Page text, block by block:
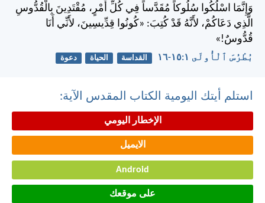
وَإِنَّمَا اسْلُكُوا سُلُوكاً مُقَدَّساً فِي كُلِّ أَمْرٍ، مُقْتَدِينَ بِالْقُدُّوسِ
الَّذِي دَعَاكُمْ، لأَنَّهُ قَدْ كُتِبَ: «كُونُوا قِدِّيسِينَ، لأَنِّي أَنَا
قُدُّوسٌ!»
بُطْرُسَ ٱلْأُولَى ١:‏١٥-‏١٦ القداسة الحياة دعوة
استلم أيتك اليومية الكتاب المقدس الآية:
الإخطار اليومي
الايميل
Android
على موقعك